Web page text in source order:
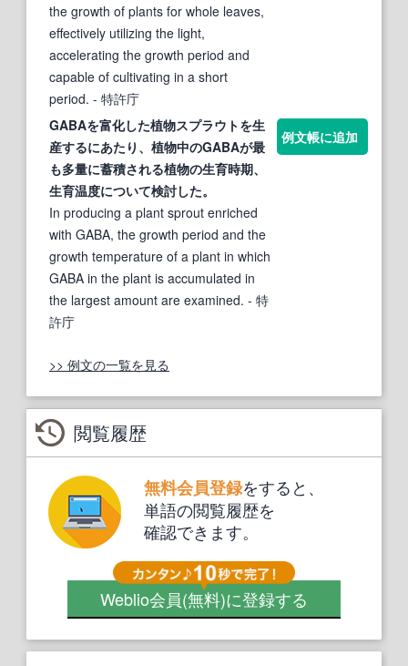
the growth of plants for whole leaves,
effectively utilizing the light,
accelerating the growth period and
capable of cultivating in a short
period. - 特許庁
GABAを富化した植物スプラウトを生
産するにあたり、植物中のGABAが最
も多量に蓄積される植物の生育時期、
生育温度について検討した。
In producing a plant sprout enriched
with GABA, the growth period and the
growth temperature of a plant in which
GABA in the plant is accumulated in
the largest amount are examined. - 特
許庁
例文帳に追加
>> 例文の一覧を見る
閲覧履歴
無料会員登録をすると、
単語の閲覧履歴を
確認できます。
Weblio会員(無料)に登録する